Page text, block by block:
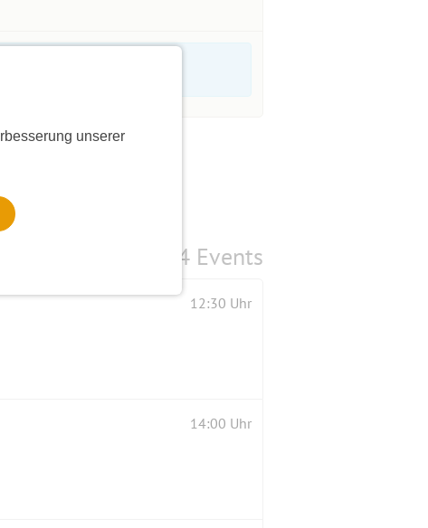
unserer
4 Events
12:30 Uhr
14:00 Uhr